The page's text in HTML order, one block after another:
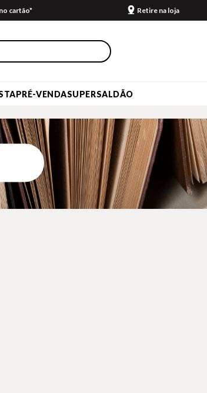
cartão* Retire na loja
PRÉ-VENDASUPERSALDÃO